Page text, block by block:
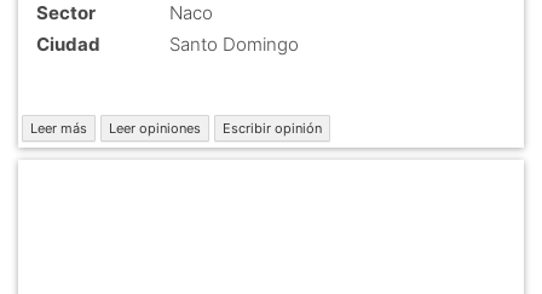
Sector
Naco
Ciudad
Santo Domingo
Leer más Leer opiniones Escribir opinión